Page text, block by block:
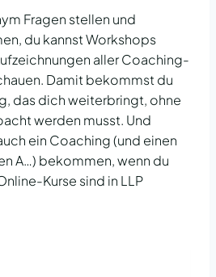
Fragen stellen und
du kannst Workshops
aller Coaching-
Damit bekommst du
das dich weiterbringt, ohne
werden musst. Und
ein Coaching (und einen
A…) bekommen, wenn du
Kurse sind in LLP